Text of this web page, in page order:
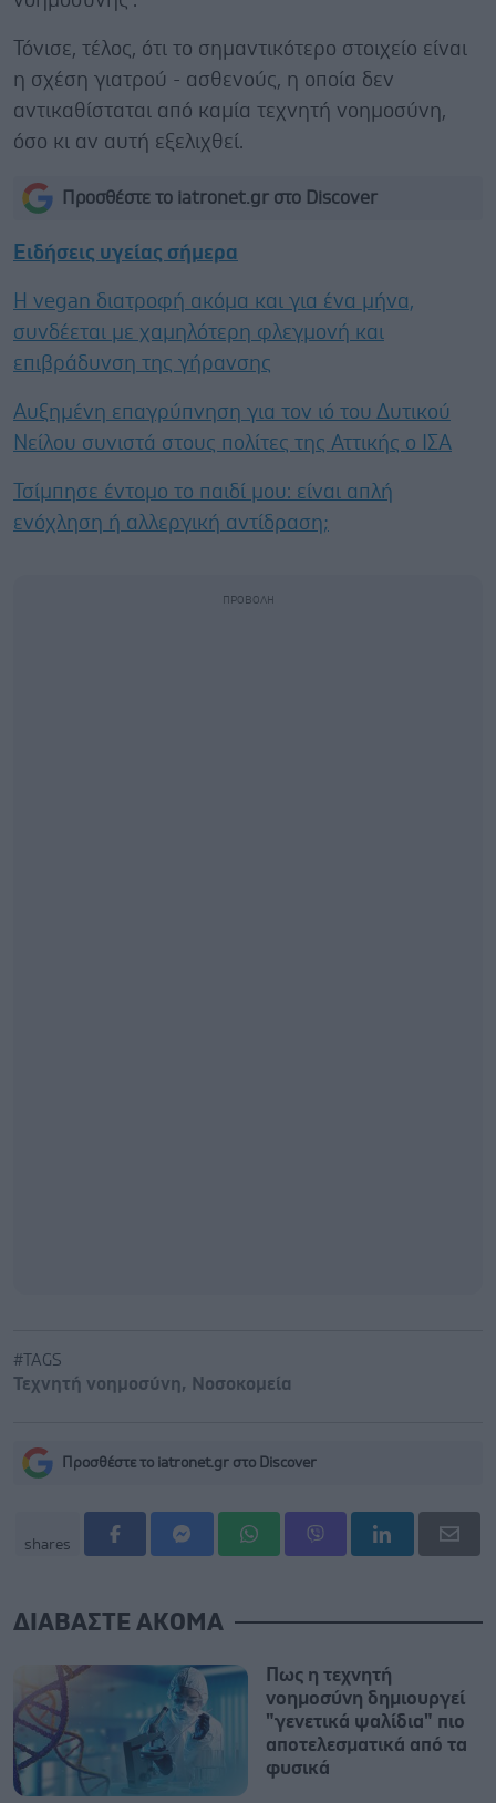
Τόνισε, τέλος, ότι το σημαντικότερο στοιχείο είναι
η σχέση γιατρού - ασθενούς, η οποία δεν
αντικαθίσταται από καμία τεχνητή νοημοσύνη,
όσο κι αν αυτή εξελιχθεί.
Προσθέστε το iatronet.gr στο Discover
Ειδήσεις υγείας σήμερα
Η vegan διατροφή ακόμα και για ένα μήνα,
συνδέεται με χαμηλότερη φλεγμονή και
επιβράδυνση της γήρανσης
Αυξημένη επαγρύπνηση για τον ιό του Δυτικού
Νείλου συνιστά στους πολίτες της Αττικής ο ΙΣΑ
Τσίμπησε έντομο το παιδί μου: είναι απλή
ενόχληση ή αλλεργική αντίδραση;
#TAGS
Τεχνητή νοημοσύνη, Νοσοκομεία
Προσθέστε το iatronet.gr στο Discover
shares
ΔΙΑΒΑΣΤΕ ΑΚΟΜΑ
Πως η τεχνητή
νοημοσύνη δημιουργεί
"γενετικά ψαλίδια" πιο
αποτελεσματικά από τα
φυσικά